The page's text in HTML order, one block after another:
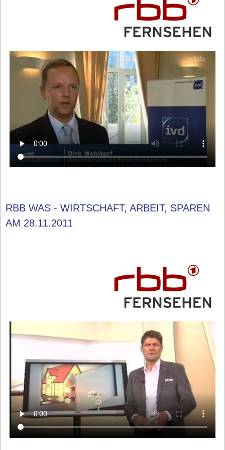
RBB WAS - WIRTSCHAFT, ARBEIT, SPAREN
AM 28.11.2011